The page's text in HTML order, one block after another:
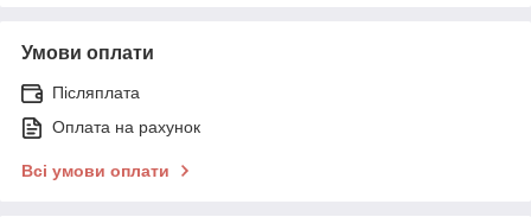
Умови оплати
Післяплата
Оплата на рахунок
Всі умови оплати